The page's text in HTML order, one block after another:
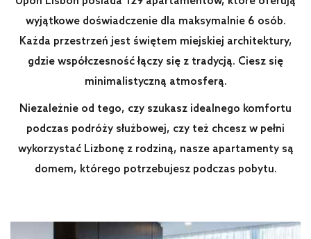
wyjątkowe doświadczenie dla maksymalnie 6 osób.
Każda przestrzeń jest świętem miejskiej architektury,
gdzie współczesność łączy się z tradycją. Ciesz się
minimalistyczną atmosferą.
Niezależnie od tego, czy szukasz idealnego komfortu
podczas podróży służbowej, czy też chcesz w pełni
wykorzystać Lizbonę z rodziną, nasze apartamenty są
domem, którego potrzebujesz podczas pobytu.